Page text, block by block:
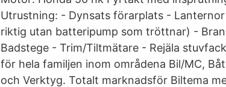
Utrustning: - Dynsats förarplats -
riktig utan batteripump som tröttnar) -
Badstege - Trim/Tiltmätare - Rejäla
för hela familjen inom områdena Bil/MC,
och Verktyg. Totalt marknadsför Biltema